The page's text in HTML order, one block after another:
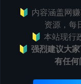
查看
🔰 内容涵盖网
资源，每
🔰 本站现行
🔰 强烈建议大
有任何